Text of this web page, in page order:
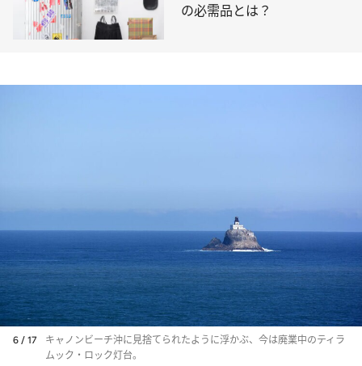
の必需品とは？
6 / 17
キャノンビーチ沖に見捨てられたように浮かぶ、今は廃業中のティラ
ムック・ロック灯台。